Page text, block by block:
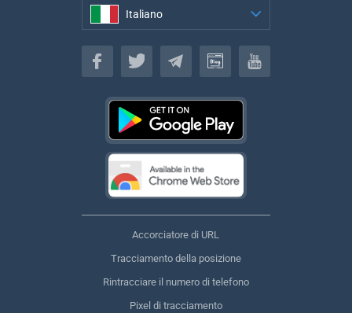
Italiano
Italiano
Accorciatore di URL
Tracciamento della posizione
Rintracciare il numero di telefono
Pixel di tracciamento